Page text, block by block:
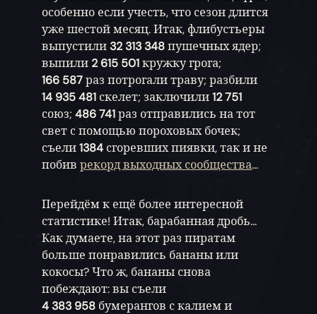
особенно если учесть, что сезон длится
уже шестой месяц. Итак, флибустьеры
выпустили32 313 348пушечных ядер;
выпили 2 615 501кружку грога;
166 587раз потрогали траву; разбили
14 935 481скелет; заключили12 751
союз;486 741раз отправились на тот
свет с помощью пороховых бочек;
съели1384сгоревших пиявки, так и не
побиврекорд выходных сообщества…
Перейдём к ещё более интересной
статистике! Итак, барабанная дробь…
Как думаете, на этот раз пиратам
больше понравились бананы или
кокосы? Что ж, бананы снова
побеждают: вы съели
4 383 958 бумерангов с калием и